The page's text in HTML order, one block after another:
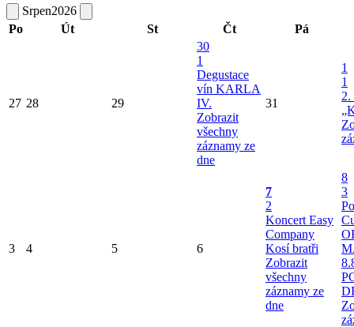
Srpen2026
Po
Út St Čt Pá
27 28 29
30
1
Degustace
vín KARLA
IV.
Zobrazit
všechny
záznamy ze
dne
31
1
1
2.
3 4 5 6
7
2
Koncert Easy
Company
Kosí bratři
Zobrazit
všechny
záznamy ze
dne
8
3